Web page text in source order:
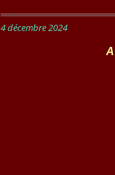
4 décembre 2024